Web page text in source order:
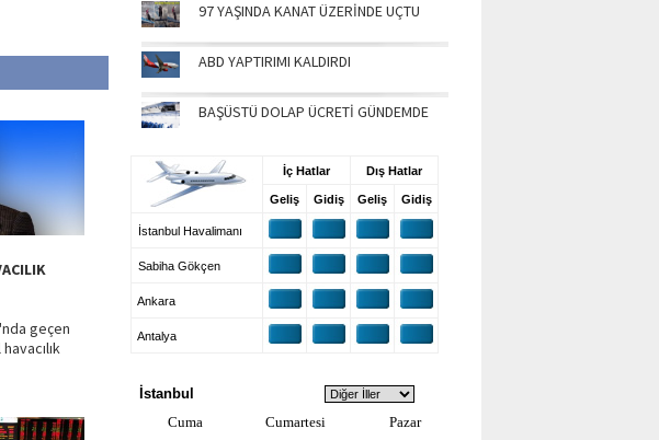
geçen
97 YAŞINDA KANAT ÜZERİNDE UÇTU
ABD YAPTIRIMI KALDIRDI
BAŞÜSTÜ DOLAP ÜCRETİ GÜNDEMDE
İç Hatlar Dış Hatlar
Geliş Gidiş Geliş Gidiş
İstanbul Havalimanı
Sabiha Gökçen
Ankara
Antalya
İstanbul
Cuma
Cumartesi Pazar